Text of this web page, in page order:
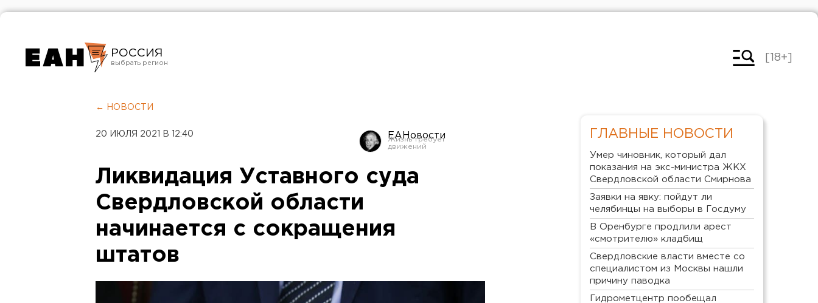
РОССИЯ
Челябинск
[18+]
← НОВОСТИ
20 ИЮЛЯ 2021 В 12:40 ЕАНовости
Ликвидация Уставного суда
Свердловской области
начинается с сокращения
штатов
ГЛАВНЫЕ НОВОСТИ
Умер чиновник, который дал
показания на экс-министра ЖКХ
Свердловской области Смирнова
Заявки на явку: пойдут ли
челябинцы на выборы в Госдуму
В Оренбурге продлили арест
«смотрителю» кладбищ
Свердловские власти вместе со
специалистом из Москвы нашли
причину паводка
Гидрометцентр пообещал